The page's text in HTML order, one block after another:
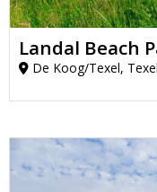
Landal Beach
De Koog/Texel,